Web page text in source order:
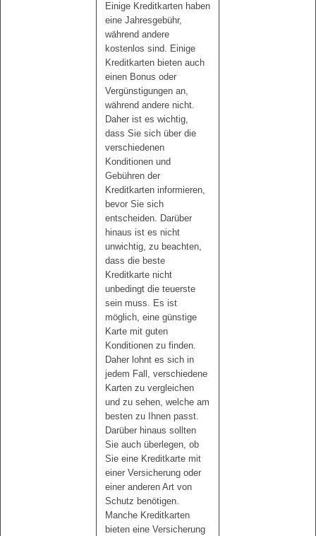
Einige Kreditkarten haben
eine Jahresgebühr,
während andere
kostenlos sind. Einige
Kreditkarten bieten auch
einen Bonus oder
Vergünstigungen an,
während andere nicht.
Daher ist es wichtig,
dass Sie sich über die
verschiedenen
Konditionen und
Gebühren der
Kreditkarten informieren,
bevor Sie sich
entscheiden. Darüber
hinaus ist es nicht
unwichtig, zu beachten,
dass die beste
Kreditkarte nicht
unbedingt die teuerste
sein muss. Es ist
möglich, eine günstige
Karte mit guten
Konditionen zu finden.
Daher lohnt es sich in
jedem Fall, verschiedene
Karten zu vergleichen
und zu sehen, welche am
besten zu Ihnen passt.
Darüber hinaus sollten
Sie auch überlegen, ob
Sie eine Kreditkarte mit
einer Versicherung oder
einer anderen Art von
Schutz benötigen.
Manche Kreditkarten
bieten eine Versicherung